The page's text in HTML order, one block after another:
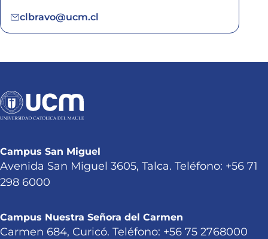
clbravo@ucm.cl
Campus San Miguel
Avenida San Miguel 3605, Talca. Teléfono: +56 71
298 6000
Campus Nuestra Señora del Carmen
Carmen 684, Curicó. Teléfono: +56 75 2768000